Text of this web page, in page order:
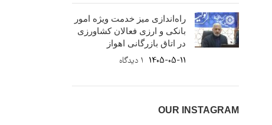
راه‌اندازی میز خدمت ویژه امور
بانکی و ارزی فعالان کشاورزی
در اتاق بازرگانی اهواز
1405-05-11 ۱ دیدگاه
OUR INSTAGRAM